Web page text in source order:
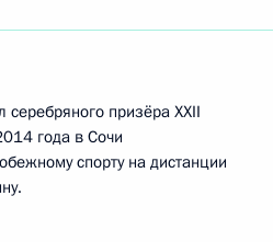
призёра XXII
года в Сочи
спорту на дистанции